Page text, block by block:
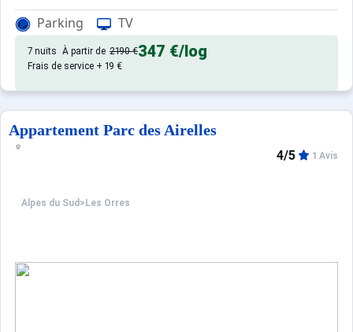
Appartement de particulier :Confortable et tout équipé.
Parking TV
7 nuits À partir de 2190 €347 €/log
Frais de service + 19 €
Appartement Parc des Airelles
Alpes du Sud > Les Orres
4/5 1 Avis